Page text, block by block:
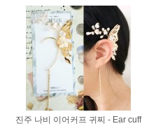
진주 나비 이어커프 귀찌 - Ear cuff